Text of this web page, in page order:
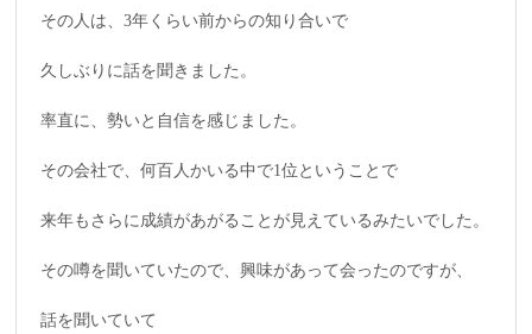
その人は、3年くらい前からの知り合いで
久しぶりに話を聞きました。
率直に、勢いと自信を感じました。
その会社で、何百人かいる中で1位ということで
来年もさらに成績があがることが見えているみたいでした。
その噂を聞いていたので、興味があって会ったのですが、
話を聞いていて